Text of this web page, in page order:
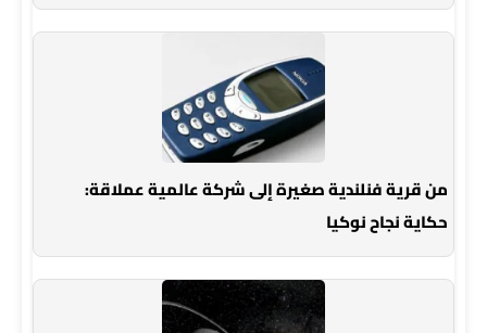
من قرية فنلندية صغيرة إلى شركة عالمية عملاقة:
حكاية نجاح نوكيا